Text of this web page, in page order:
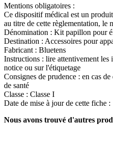
Mentions obligatoires :
Ce dispositif médical est un
au titre de cette règlementation, le
Dénomination : Kit papillon pour
Destination : Accessoires pour
Fabricant : Bluetens
Instructions : lire attentivement les
notice ou sur l'étiquetage
Consignes de prudence : en cas
de santé
Classe : Classe I
Date de mise à jour de cette fiche :
Nous avons trouvé d'autres